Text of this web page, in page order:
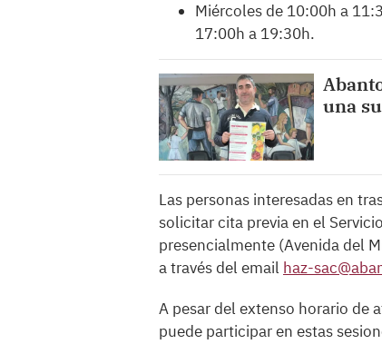
Miércoles de 10:00h a
17:00h a 19:30h.
una
Las personas interesadas en
solicitar cita previa en el
presencialmente (Avenida del
a través del email haz-
A pesar del extenso horario de
puede participar en estas